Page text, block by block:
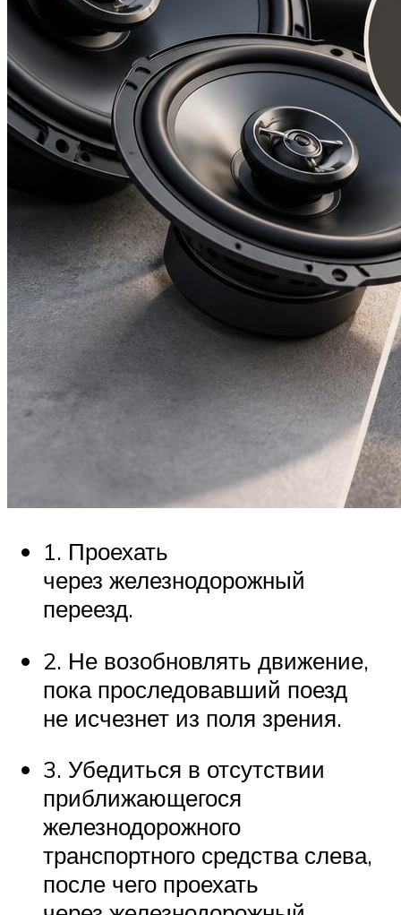
1. Проехать
через железнодорожный
переезд.
2. Не возобновлять движение,
пока проследовавший поезд
не исчезнет из поля зрения.
3. Убедиться в отсутствии
приближающегося
железнодорожного
транспортного средства слева,
после чего проехать